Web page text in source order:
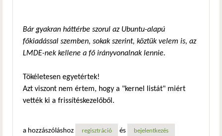
Bár gyakran háttérbe szorul az Ubuntu-alapú
főkiadással szemben, sokak szerint, köztük velem is, az
LMDE-nek kellene a fő irányvonalnak lennie.
Tökéletesen egyetértek!
Azt viszont nem értem, hogy a "kernel listát" miért
vették ki a frissítéskezelőből.
a hozzászóláshoz regisztráció és bejelentkezés